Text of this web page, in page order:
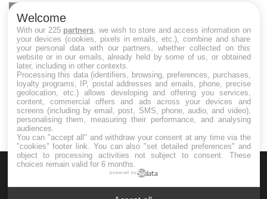
Maladie de Charcot (Sclérose latérale
amyotrophique)
Welcome
With our 225 partners , we wish to store and access information on
your devices (cookies, pixels in emails, etc.), combine and share
your personal data with our partners, whether collected on this
website or in our emails, already held by some of us, or obtained
later, including in other contexts.
Processing this data (identifiers, browsing, preferences, purchases,
loyalty programs, IP, postal addresses and emails, phone, precise
geolocation, etc.) allows developing and offering you services,
content, commercial offers and ads across your devices and
screens (including by email, post, SMS, phone, audio, and video),
personalising them, measuring their performance, and analysing
audiences.
You can "accept all" and withdraw your consent at any time via the
"cookies" footer link . You can also "set detailed preferences" and
object to processing activities not subject to consent. These
choices remain valid for 6 months.
powered by